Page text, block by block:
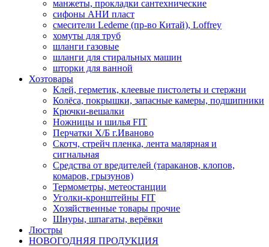
манжеты, прокладки сантехнические
сифоны АНИ пласт
смесители Ledeme (пр-во Китай), Loffrey
хомуты для труб
шланги газовые
шланги для стиральных машин
шторки для ванной
Хозтовары
Клей, герметик, клеевые пистолеты и стержни
Колёса, покрышки, запасные камеры, подшипники
Крючки-вешалки
Ножницы и шилья FIT
Перчатки Х/Б г.Иваново
Скотч, стрейч пленка, лента малярная и
сигнальная
Средства от вредителей (тараканов, клопов,
комаров, грызунов)
Термометры, метеостанции
Уголки-кронштейны FIT
Хозяйственные товары прочие
Шнуры, шпагаты, верёвки
Люстры
НОВОГОДНЯЯ ПРОДУКЦИЯ